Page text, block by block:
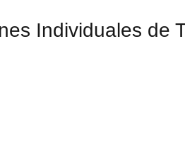
Individuales de